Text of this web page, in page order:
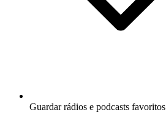
Guardar rádios e podcasts favoritos